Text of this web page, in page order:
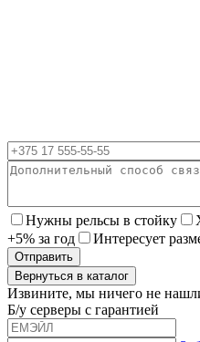
Нужны рельсы в стойку
+5% за год
Интересует
Вернуться в каталог
Извините, мы ничего не
Б/у серверы с гарантией